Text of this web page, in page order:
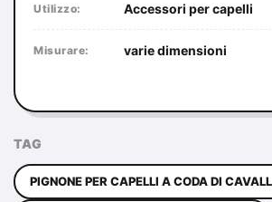
Utilizzo: Accessori per capelli
Misurare: varie dimensioni
TAG
PIGNONE PER CAPELLI A CODA DI